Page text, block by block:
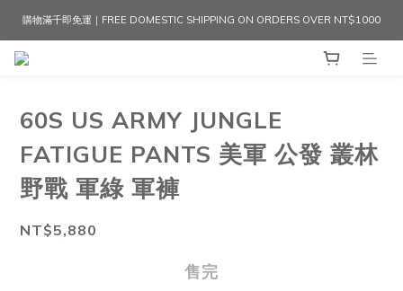
購物滿千即免運｜FREE DOMESTIC SHIPPING ON ORDERS OVER NT$1000
60S US ARMY JUNGLE
FATIGUE PANTS 美軍 公發 叢林
野戰 軍綠 軍褲
NT$5,880
售完